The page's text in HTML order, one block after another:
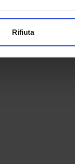
il tuo dispositivo,
Rifiuta